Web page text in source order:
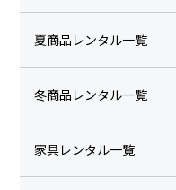
夏商品レンタル一覧
冬商品レンタル一覧
家具レンタル一覧